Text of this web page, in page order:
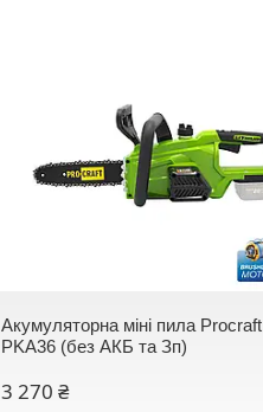
Акумуляторна міні пила Procraft
PKA36 (без АКБ та Зп)
3 270 ₴